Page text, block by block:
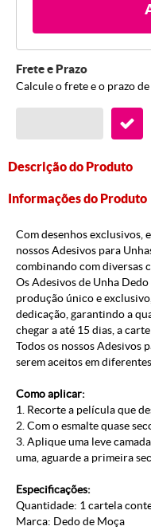
Frete e Prazo
Calcule o frete e o prazo
Descrição do Produto
Informações do Produto
Com desenhos exclusivos,
nossos Adesivos para
combinando com diversas
Os Adesivos de Unha
produção único e
dedicação, garantindo a
chegar a até 15 dias, a
Todos os nossos Adesivos
serem aceitos em
Como aplicar:
1. Recorte a película que
2. Com o esmalte quase
3. Aplique uma leve
uma, aguarde a primeira
Especificações:
Quantidade: 1 cartela
Marca: Dedo de Moça